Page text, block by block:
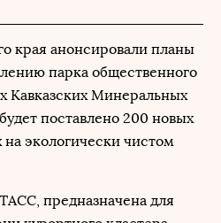
края анонсировали планы
парка общественного
Кавказских Минеральных
поставлено 200 новых
экологически чистом
ТАСС, предназначена для